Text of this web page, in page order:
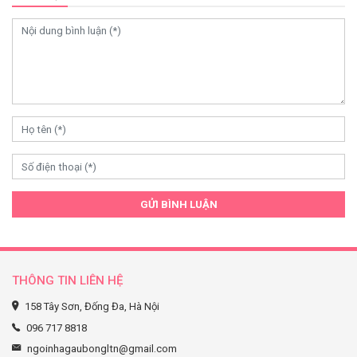
Vịt bông mimilalafanfan giá rẻ siêu hot tại thị trường
GỬI BÌNH LUẬN
THÔNG TIN LIÊN HỆ
158 Tây Sơn, Đống Đa, Hà Nội
096 717 8818
ngoinhagaubongltn@gmail.com